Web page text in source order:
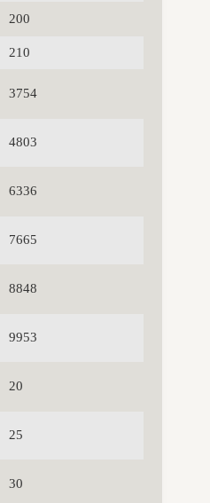
200
210
3754
4803
6336
7665
8848
9953
20
25
30